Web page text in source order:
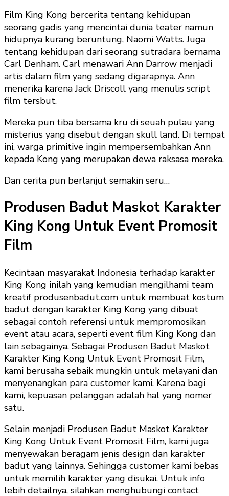
Film King Kong bercerita tentang kehidupan
seorang gadis yang mencintai dunia teater namun
hidupnya kurang beruntung, Naomi Watts. Juga
tentang kehidupan dari seorang sutradara bernama
Carl Denham. Carl menawari Ann Darrow menjadi
artis dalam film yang sedang digarapnya. Ann
menerika karena Jack Driscoll yang menulis script
film tersbut.
Mereka pun tiba bersama kru di seuah pulau yang
misterius yang disebut dengan skull land. Di tempat
ini, warga primitive ingin mempersembahkan Ann
kepada Kong yang merupakan dewa raksasa mereka.
Dan cerita pun berlanjut semakin seru…
Produsen Badut Maskot Karakter
King Kong Untuk Event Promosit
Film
Kecintaan masyarakat Indonesia terhadap karakter
King Kong inilah yang kemudian mengilhami team
kreatif produsenbadut.com untuk membuat kostum
badut dengan karakter King Kong yang dibuat
sebagai contoh referensi untuk mempromosikan
event atau acara, seperti event film King Kong dan
lain sebagainya. Sebagai Produsen Badut Maskot
Karakter King Kong Untuk Event Promosit Film,
kami berusaha sebaik mungkin untuk melayani dan
menyenangkan para customer kami. Karena bagi
kami, kepuasan pelanggan adalah hal yang nomer
satu.
Selain menjadi Produsen Badut Maskot Karakter
King Kong Untuk Event Promosit Film, kami juga
menyewakan beragam jenis design dan karakter
badut yang lainnya. Sehingga customer kami bebas
untuk memilih karakter yang disukai. Untuk info
lebih detailnya, silahkan menghubungi contact